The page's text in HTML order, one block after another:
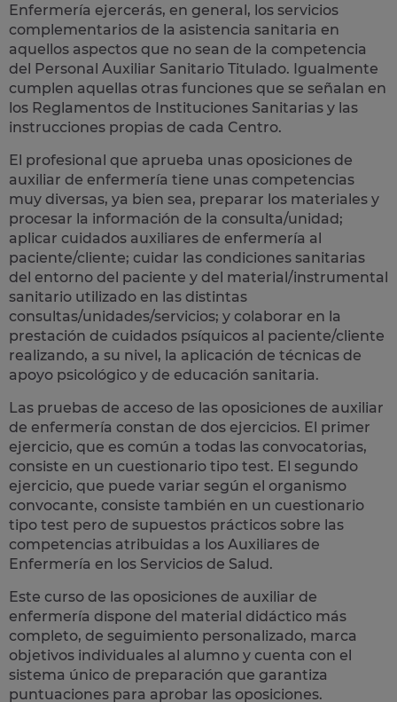
Enfermería ejercerás, en general, los servicios
complementarios de la asistencia sanitaria en
aquellos aspectos que no sean de la competencia
del Personal Auxiliar Sanitario Titulado. Igualmente
cumplen aquellas otras funciones que se señalan en
los Reglamentos de Instituciones Sanitarias y las
instrucciones propias de cada Centro.
El profesional que aprueba unas oposiciones de
auxiliar de enfermería tiene unas competencias
muy diversas, ya bien sea, preparar los materiales y
procesar la información de la consulta/unidad;
aplicar cuidados auxiliares de enfermería al
paciente/cliente; cuidar las condiciones sanitarias
del entorno del paciente y del material/instrumental
sanitario utilizado en las distintas
consultas/unidades/servicios; y colaborar en la
prestación de cuidados psíquicos al paciente/cliente
realizando, a su nivel, la aplicación de técnicas de
apoyo psicológico y de educación sanitaria.
Las pruebas de acceso de las oposiciones de auxiliar
de enfermería constan de dos ejercicios. El primer
ejercicio, que es común a todas las convocatorias,
consiste en un cuestionario tipo test. El segundo
ejercicio, que puede variar según el organismo
convocante, consiste también en un cuestionario
tipo test pero de supuestos prácticos sobre las
competencias atribuidas a los Auxiliares de
Enfermería en los Servicios de Salud.
Este curso de las oposiciones de auxiliar de
enfermería dispone del material didáctico más
completo, de seguimiento personalizado, marca
objetivos individuales al alumno y cuenta con el
sistema único de preparación que garantiza
puntuaciones para aprobar las oposiciones.